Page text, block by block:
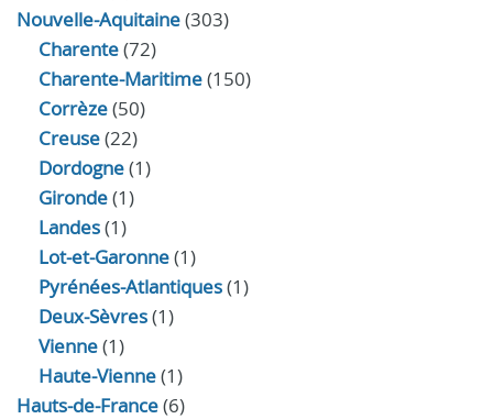
Nouvelle-Aquitaine(303)
Charente(72)
Charente-Maritime(150)
Corrèze(50)
Creuse(22)
Dordogne(1)
Gironde(1)
Landes(1)
Lot-et-Garonne(1)
Pyrénées-Atlantiques(1)
Deux-Sèvres(1)
Vienne(1)
Haute-Vienne(1)
Hauts-de-France(6)